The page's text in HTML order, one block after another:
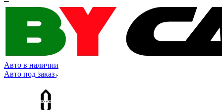
Авто в наличии
Авто под заказ